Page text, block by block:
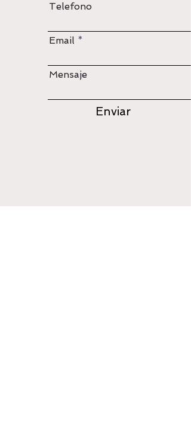
Telefono
Email
Mensaje
Enviar